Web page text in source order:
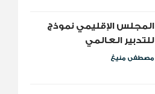
المجلس الإقليمي نموذج
للتدبير العالمي
مصطفى منيغ